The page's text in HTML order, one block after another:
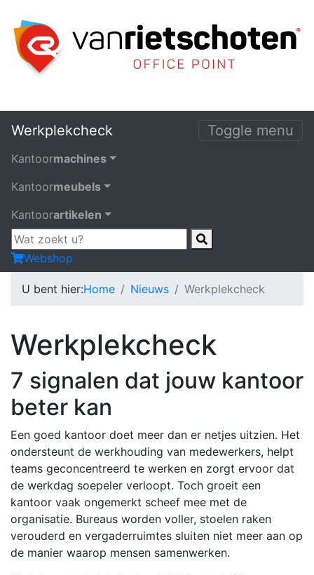
Werkplekcheck Toggle menu
Kantoormachines
Kantoormeubels
Kantoorartikelen
Webshop
U bent hier:Home Nieuws Werkplekcheck
Werkplekcheck
7 signalen dat jouw kantoor
beter kan
Een goed kantoor doet meer dan er netjes uitzien. Het
ondersteunt de werkhouding van medewerkers, helpt
teams geconcentreerd te werken en zorgt ervoor dat
de werkdag soepeler verloopt. Toch groeit een
kantoor vaak ongemerkt scheef mee met de
organisatie. Bureaus worden voller, stoelen raken
verouderd en vergaderruimtes sluiten niet meer aan op
de manier waarop mensen samenwerken.